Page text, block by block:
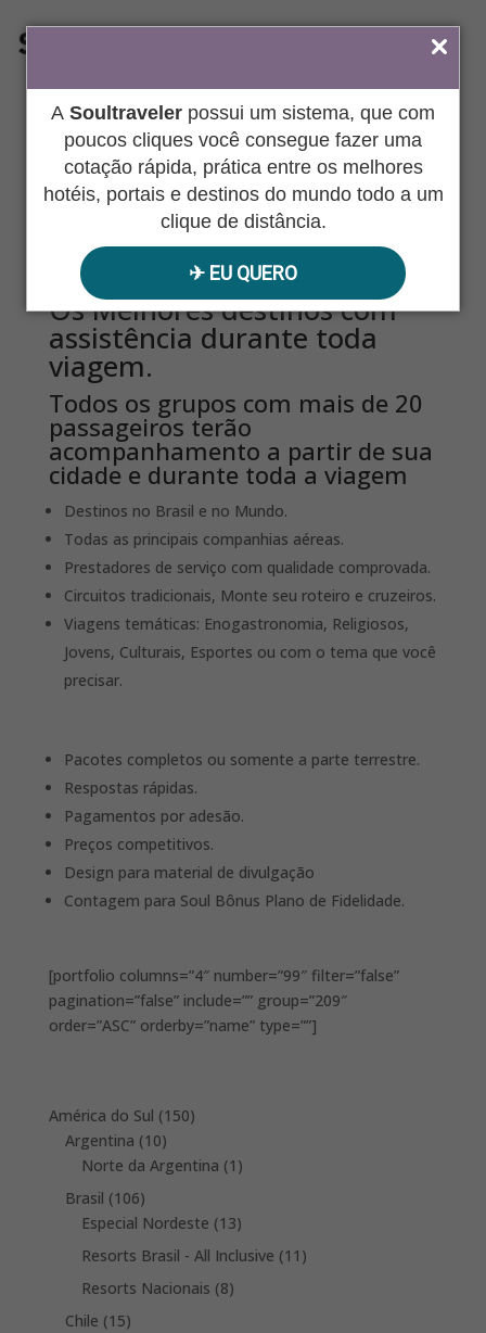
A Soultraveler possui um sistema, que com
poucos cliques você consegue fazer uma
cotação rápida, prática entre os melhores
hotéis, portais e destinos do mundo todo a um
clique de distância.
✈︎ EU QUERO
ÁREA DO AGENTE
Grupos de Lazer
Os Melhores destinos com
assistência durante toda
viagem.
Todos os grupos com mais de 20
passageiros terão
acompanhamento a partir de sua
cidade e durante toda a viagem
Destinos no Brasil e no Mundo.
Todas as principais companhias aéreas.
Prestadores de serviço com qualidade comprovada.
Circuitos tradicionais, Monte seu roteiro e cruzeiros.
Viagens temáticas: Enogastronomia, Religiosos,
Jovens, Culturais, Esportes ou com o tema que você
precisar.
Pacotes completos ou somente a parte terrestre.
Respostas rápidas.
Pagamentos por adesão.
Preços competitivos.
Design para material de divulgação
Contagem para Soul Bônus Plano de Fidelidade.
[portfolio columns=”4″ number=”99″ filter=”false”
pagination=”false” include=”” group=”209″
order=”ASC” orderby=”name” type=””]
América do Sul 150150
Argentina 1010
products
Norte da Argentina 1 1
Brasil 106106
products
Especial Nordeste 1313
products
Resorts Brasil - All Inclusive 11 11
Resorts Nacionais 88
Chile 1515